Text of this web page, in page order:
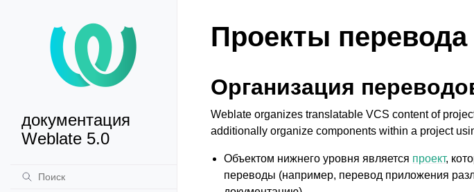
документация
Weblate 5.0
Проекты перевода
Организация
Weblate organizes translatable VCS content of
additionally organize components within a project
Объектом нижнего уровня является проект,
переводы (например, перевод приложения